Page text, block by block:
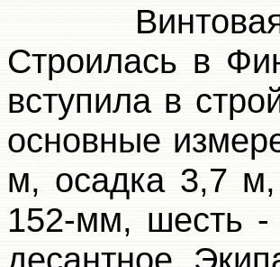
Винтовая
Строилась в
вступила в
основные
м, осадка 3,7 м,
152-мм, шесть
десантное.